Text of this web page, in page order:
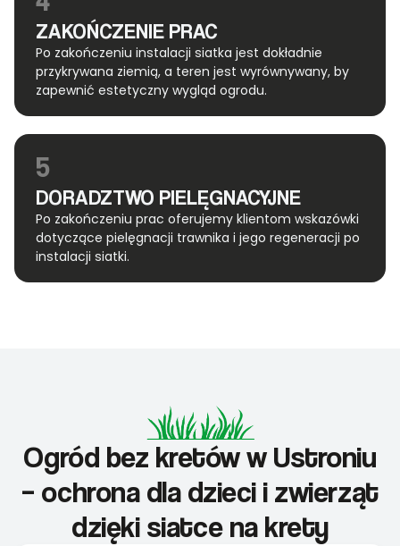
ZAKOŃCZENIE PRAC
Po zakończeniu instalacji siatka jest dokładnie
przykrywana ziemią, a teren jest wyrównywany, by
zapewnić estetyczny wygląd ogrodu.
5
DORADZTWO PIELĘGNACYJNE
Po zakończeniu prac oferujemy klientom wskazówki
dotyczące pielęgnacji trawnika i jego regeneracji po
instalacji siatki.
Ogród bez kretów w Ustroniu
– ochrona dla dzieci i zwierząt
dzięki siatce na krety